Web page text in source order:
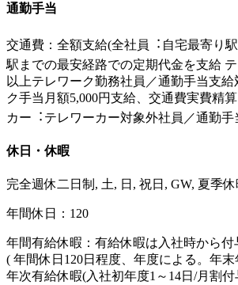
通勤手当
交通費：全額支給(全社員︓⾃宅最寄り
駅までの最安経路での定期代⾦を支給
以上テレワーク勤務社員／通勤⼿当支
ク⼿当月額5,000円支給、交通費実費精
カー︓テレワーカー対象外社員／通勤⼿
休日・休暇
完全週休二日制, 土, 日, 祝日, GW, 夏季
年間休日：120
年間有給休暇：有給休暇は入社時から付
( 年間休日120日程度、年度による。年末
年次有給休暇(入社初年度1～14日/月割